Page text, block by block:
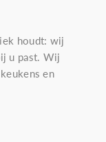
houdt: wij
u past. Wij
en